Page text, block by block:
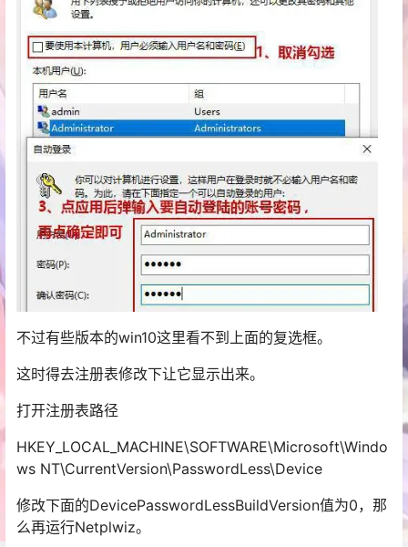
不过有些版本的win10这里看不到上面的复选框。
这时得去注册表修改下让它显示出来。
打开注册表路径
HKEY_LOCAL_MACHINE\SOFTWARE\Microsoft\Windo
ws NT\CurrentVersion\PasswordLess\Device
修改下面的DevicePasswordLessBuildVersion值为0，那
么再运行Netplwiz。